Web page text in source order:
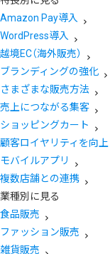
Amazon Pay導入
WordPress導入
越境EC（海外販売）
ブランディングの強化
さまざまな販売方法
売上につながる集客
ショッピングカート
顧客ロイヤリティを向上
モバイルアプリ
複数店舗との連携
業種別に見る
食品販売
ファッション販売
雑貨販売